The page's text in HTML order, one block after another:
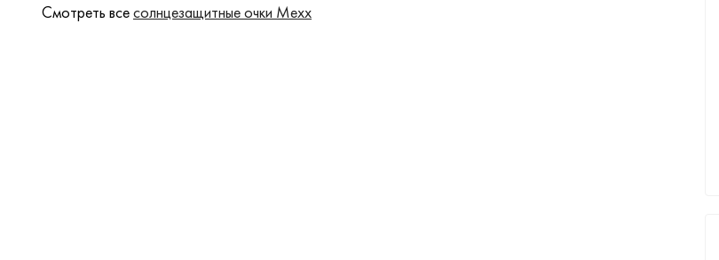
Смотреть всесолнцезащитные очки Mexx